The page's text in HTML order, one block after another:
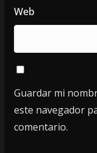
Web
Guardar mi
este navegador
comentario.